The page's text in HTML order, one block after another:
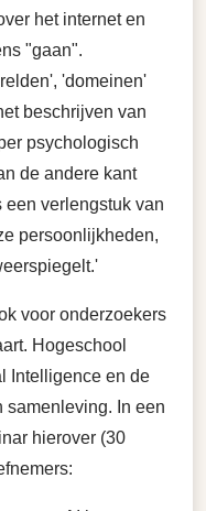
het internet en
"gaan".
'domeinen'
beschrijven van
psychologisch
de andere kant
verlengstuk van
persoonlijkheden,
voor onderzoekers
Hogeschool
Intelligence en de
samenleving. In een
hierover (30